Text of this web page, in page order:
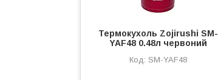
Термокухоль Zojirushi SM-
YAF48 0.48л червоний
SM-YAF48